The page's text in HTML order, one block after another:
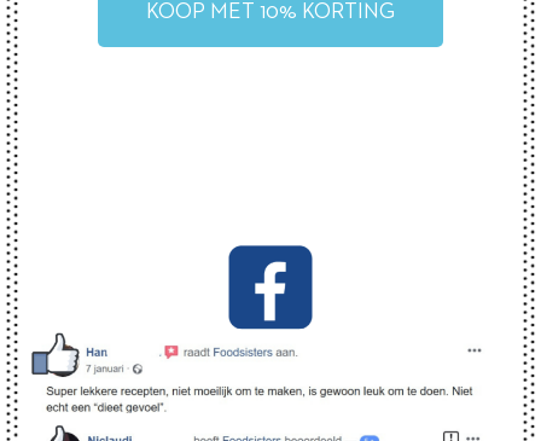
KOOP MET 10% KORTING